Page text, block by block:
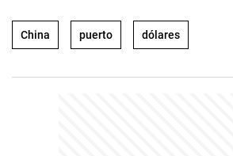
China puerto dólares